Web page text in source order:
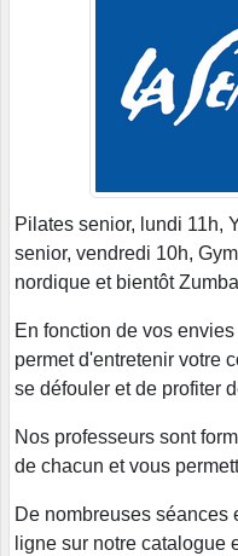
Pilates senior, lundi 11h,
senior, vendredi 10h,
nordique et bientôt
En fonction de vos
permet d'entretenir votre
se défouler et de profiter
Nos professeurs sont
de chacun et vous
De nombreuses séances
ligne sur notre catalogue